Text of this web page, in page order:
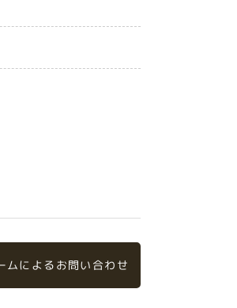
ムによるお問い合わせ